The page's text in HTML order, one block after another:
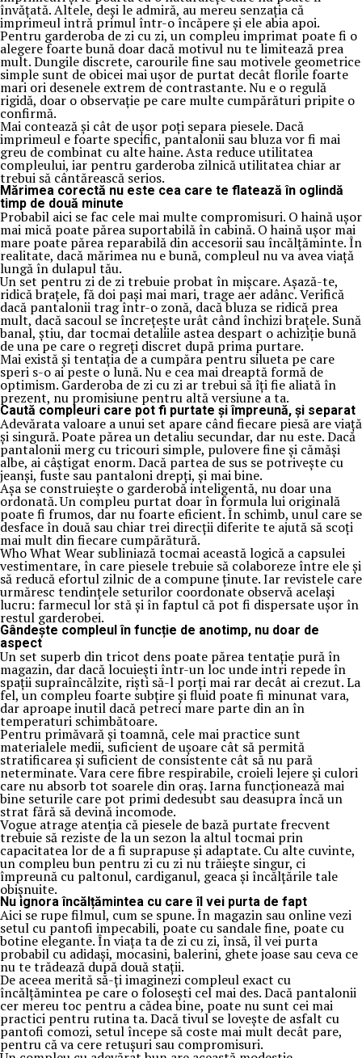
învățată. Altele, deși le admiră, au mereu senzația că
imprimeul intră primul într-o încăpere și ele abia apoi.
Pentru garderoba de zi cu zi, un compleu imprimat poate fi o
alegere foarte bună doar dacă motivul nu te limitează prea
mult. Dungile discrete, carourile fine sau motivele geometrice
simple sunt de obicei mai ușor de purtat decât florile foarte
mari ori desenele extrem de contrastante. Nu e o regulă
rigidă, doar o observație pe care multe cumpărături pripite o
confirmă.
Mai contează și cât de ușor poți separa piesele. Dacă
imprimeul e foarte specific, pantalonii sau bluza vor fi mai
greu de combinat cu alte haine. Asta reduce utilitatea
compleului, iar pentru garderoba zilnică utilitatea chiar ar
trebui să cântărească serios.
Mărimea corectă nu este cea care te flatează în oglindă
timp de două minute
Probabil aici se fac cele mai multe compromisuri. O haină ușor
mai mică poate părea suportabilă în cabină. O haină ușor mai
mare poate părea reparabilă din accesorii sau încălțăminte. În
realitate, dacă mărimea nu e bună, compleul nu va avea viață
lungă în dulapul tău.
Un set pentru zi de zi trebuie probat în mișcare. Așază-te,
ridică brațele, fă doi pași mai mari, trage aer adânc. Verifică
dacă pantalonii trag într-o zonă, dacă bluza se ridică prea
mult, dacă sacoul se încrețește urât când închizi brațele. Sună
banal, știu, dar tocmai detaliile astea despart o achiziție bună
de una pe care o regreți discret după prima purtare.
Mai există și tentația de a cumpăra pentru silueta pe care
speri s-o ai peste o lună. Nu e cea mai dreaptă formă de
optimism. Garderoba de zi cu zi ar trebui să îți fie aliată în
prezent, nu promisiune pentru altă versiune a ta.
Caută compleuri care pot fi purtate și împreună, și separat
Adevărata valoare a unui set apare când fiecare piesă are viață
și singură. Poate părea un detaliu secundar, dar nu este. Dacă
pantalonii merg cu tricouri simple, pulovere fine și cămăși
albe, ai câștigat enorm. Dacă partea de sus se potrivește cu
jeanși, fuste sau pantaloni drepți, și mai bine.
Așa se construiește o garderobă inteligentă, nu doar una
ordonată. Un compleu purtat doar în formula lui originală
poate fi frumos, dar nu foarte eficient. În schimb, unul care se
desface în două sau chiar trei direcții diferite te ajută să scoți
mai mult din fiecare cumpărătură.
Who What Wear subliniază tocmai această logică a capsulei
vestimentare, în care piesele trebuie să colaboreze între ele și
să reducă efortul zilnic de a compune ținute. Iar revistele care
urmăresc tendințele seturilor coordonate observă același
lucru: farmecul lor stă și în faptul că pot fi dispersate ușor în
restul garderobei.
Gândește compleul în funcție de anotimp, nu doar de
aspect
Un set superb din tricot dens poate părea tentație pură în
magazin, dar dacă locuiești într-un loc unde intri repede în
spații supraîncălzite, riști să-l porți mai rar decât ai crezut. La
fel, un compleu foarte subțire și fluid poate fi minunat vara,
dar aproape inutil dacă petreci mare parte din an în
temperaturi schimbătoare.
Pentru primăvară și toamnă, cele mai practice sunt
materialele medii, suficient de ușoare cât să permită
stratificarea și suficient de consistente cât să nu pară
neterminate. Vara cere fibre respirabile, croieli lejere și culori
care nu absorb tot soarele din oraș. Iarna funcționează mai
bine seturile care pot primi dedesubt sau deasupra încă un
strat fără să devină incomode.
Vogue atrage atenția că piesele de bază purtate frecvent
trebuie să reziste de la un sezon la altul tocmai prin
capacitatea lor de a fi suprapuse și adaptate. Cu alte cuvinte,
un compleu bun pentru zi cu zi nu trăiește singur, ci
împreună cu paltonul, cardiganul, geaca și încălțările tale
obișnuite.
Nu ignora încălțămintea cu care îl vei purta de fapt
Aici se rupe filmul, cum se spune. În magazin sau online vezi
setul cu pantofi impecabili, poate cu sandale fine, poate cu
botine elegante. În viața ta de zi cu zi, însă, îl vei purta
probabil cu adidași, mocasini, balerini, ghete joase sau ceva ce
nu te trădează după două stații.
De aceea merită să-ți imaginezi compleul exact cu
încălțămintea pe care o folosești cel mai des. Dacă pantalonii
cer mereu toc pentru a cădea bine, poate nu sunt cei mai
practici pentru rutina ta. Dacă tivul se lovește de asfalt cu
pantofi comozi, setul începe să coste mai mult decât pare,
pentru că va cere retușuri sau compromisuri.